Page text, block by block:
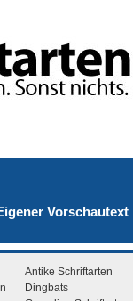
Vorschautext
Antike Schriftarten
Dingbats